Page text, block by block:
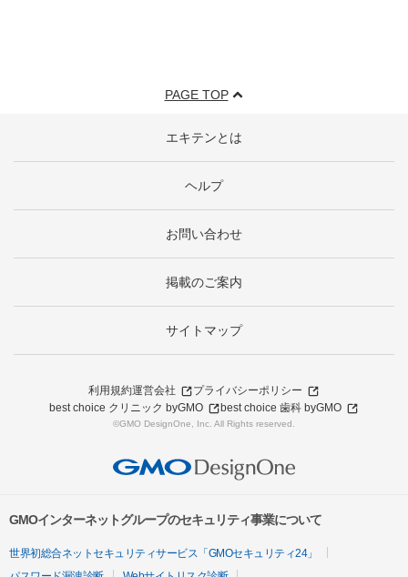
PAGE TOP
エキテンとは
ヘルプ
お問い合わせ
掲載のご案内
サイトマップ
利用規約運営会社
プライバシーポリシー
best choice クリニック byGMO
best choice 歯科 byGMO
©GMO DesignOne, Inc. All Rights reserved.
GMOインターネットグループのセキュリティ事業について
世界初総合ネットセキュリティサービス「GMOセキュリティ24」